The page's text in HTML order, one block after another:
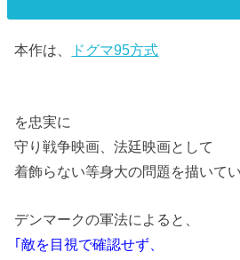
本作は、 ドグマ95方式
を忠実に
守り戦争映画、法廷映画として
着飾らない等身大の問題を描いてい
デンマークの軍法によると、
｢敵を目視で確認せず、